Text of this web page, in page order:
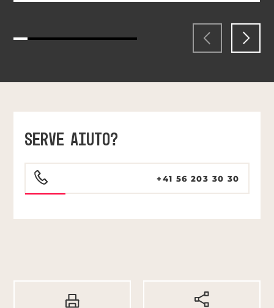
SERVE AIUTO?
+41 56 203 30 30